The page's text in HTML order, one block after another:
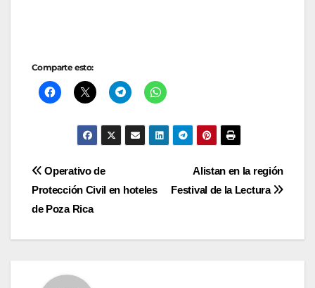
Comparte esto:
Navegación
de
entradas
Alistan en la región
Festival de la Lectura
Operativo de
Protección Civil en hoteles
de Poza Rica